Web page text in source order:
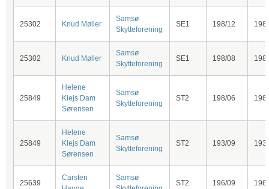
25302 Knud Møller
Samsø
Skytteforening
SE1 198/12 198
25302 Knud Møller
Samsø
Skytteforening
SE1 198/08 198
25849
Helene
Klejs Dam
Sørensen
Samsø
Skytteforening
ST2 198/06 198
25849
Helene
Klejs Dam
Sørensen
Samsø
Skytteforening
ST2 193/09 193
25639
Carsten
Samsø
ST2 196/09 196